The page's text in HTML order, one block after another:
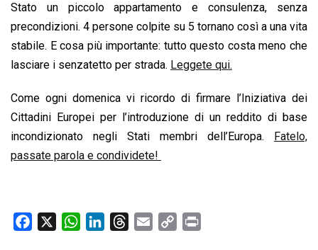
Stato un piccolo appartamento e consulenza, senza
precondizioni. 4 persone colpite su 5 tornano così a una vita
stabile. E cosa più importante: tutto questo costa meno che
lasciare i senzatetto per strada. Leggete qui.
Come ogni domenica vi ricordo di firmare l’Iniziativa dei
Cittadini Europei per l’introduzione di un reddito di base
incondizionato negli Stati membri dell’Europa. Fatelo,
passate parola e condividete!
W